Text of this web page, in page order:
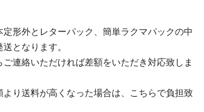
形外とレターパック、簡単ラクマパックの中
となります。
連絡いただければ差額をいただき対応致しま
より送料が高くなった場合は、こちらで負担致